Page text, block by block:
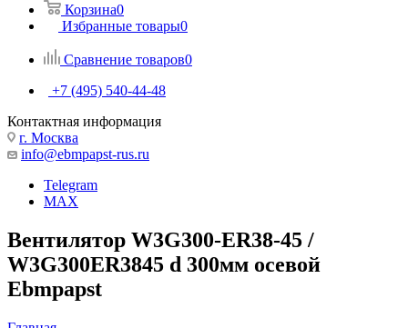
Корзина0
Избранные товары0
Сравнение товаров0
+7 (495) 540-44-48
Контактная информация
г. Москва
info@ebmpapst-rus.ru
Telegram
MAX
Вентилятор W3G300-ER38-45 /
W3G300ER3845 d 300мм осевой
Ebmpapst